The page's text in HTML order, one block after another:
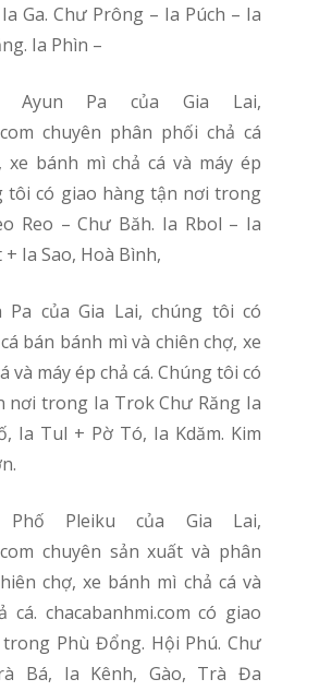
Ga. Chư Prông – Ia Púch – Ia
Ia Phìn –
chuyên phân phối chả cá
xe bánh mì chả cá và máy ép
tôi có giao hàng tận nơi trong
Reo – Chư Băh. Ia Rbol – Ia
Ia Sao, Hoà Bình,
bán bánh mì và chiên chợ, xe
và máy ép chả cá. Chúng tôi có
nơi trong Ia Trok Chư Răng Ia
Ia Tul + Pờ Tó, Ia Kdăm. Kim
chuyên sản xuất và phân
chợ, xe bánh mì chả cá và
cá. chacabanhmi.com có giao
Phù Đổng. Hội Phú. Chư
Bá, Ia Kênh, Gào, Trà Đa